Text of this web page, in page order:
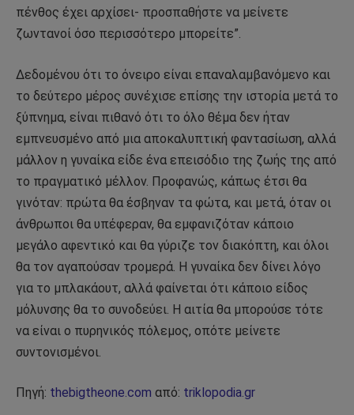
πένθος έχει αρχίσει- προσπαθήστε να μείνετε
ζωντανοί όσο περισσότερο μπορείτε”.
Δεδομένου ότι το όνειρο είναι επαναλαμβανόμενο και
το δεύτερο μέρος συνέχισε επίσης την ιστορία μετά το
ξύπνημα, είναι πιθανό ότι το όλο θέμα δεν ήταν
εμπνευσμένο από μια αποκαλυπτική φαντασίωση, αλλά
μάλλον η γυναίκα είδε ένα επεισόδιο της ζωής της από
το πραγματικό μέλλον. Προφανώς, κάπως έτσι θα
γινόταν: πρώτα θα έσβηναν τα φώτα, και μετά, όταν οι
άνθρωποι θα υπέφεραν, θα εμφανιζόταν κάποιο
μεγάλο αφεντικό και θα γύριζε τον διακόπτη, και όλοι
θα τον αγαπούσαν τρομερά. Η γυναίκα δεν δίνει λόγο
για το μπλακάουτ, αλλά φαίνεται ότι κάποιο είδος
μόλυνσης θα το συνοδεύει. Η αιτία θα μπορούσε τότε
να είναι ο πυρηνικός πόλεμος, οπότε μείνετε
συντονισμένοι.
Πηγή: thebigtheone.com από: triklopodia.gr